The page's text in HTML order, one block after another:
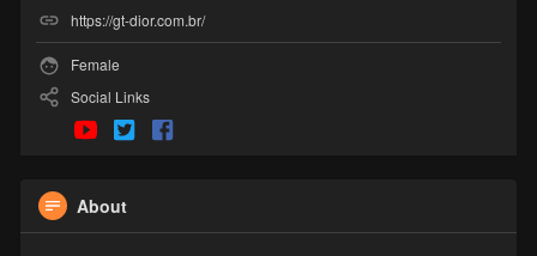
https://gt-dior.com.br/
Female
Social Links
About